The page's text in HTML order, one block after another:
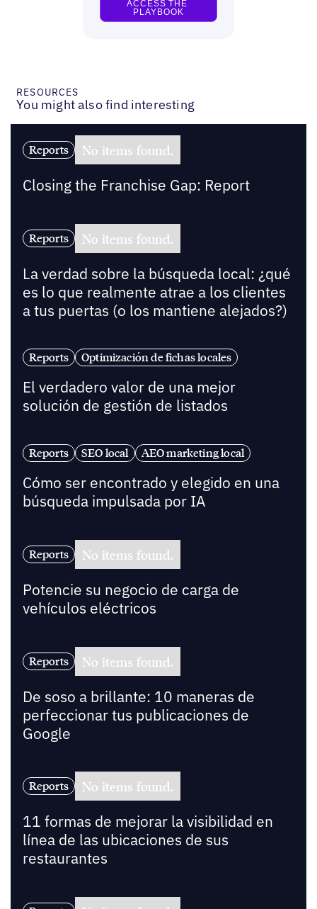
RESOURCES
You might also find interesting
Reports No items found.
Closing the Franchise Gap: Report
Reports No items found.
La verdad sobre la búsqueda local: ¿qué
es lo que realmente atrae a los clientes
a tus puertas (o los mantiene alejados?)
Reports Optimización de fichas locales
El verdadero valor de una mejor
solución de gestión de listados
Reports SEO local AEO marketing local
Cómo ser encontrado y elegido en una
búsqueda impulsada por IA
Reports No items found.
Potencie su negocio de carga de
vehículos eléctricos
Reports No items found.
De soso a brillante: 10 maneras de
perfeccionar tus publicaciones de
Google
Reports No items found.
11 formas de mejorar la visibilidad en
línea de las ubicaciones de sus
restaurantes